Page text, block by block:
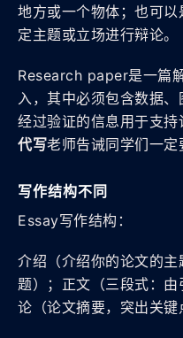
地方或一个物体；也可
定主题或立场进行辩论。
Research paper是一篇
入，其中必须包含数据
经过验证的信息用于支
代写老师告诫同学们一定
写作结构不同
Essay写作结构：
介绍（介绍你的论文的
题）；正文（三段式：
论（论文摘要，突出关键